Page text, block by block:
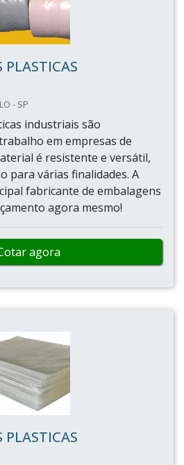
PLASTICAS
- SP
industriais são
em empresas de
é resistente e versátil,
para várias finalidades. A
fabricante de embalagens
agora mesmo!
agora
PLASTICAS